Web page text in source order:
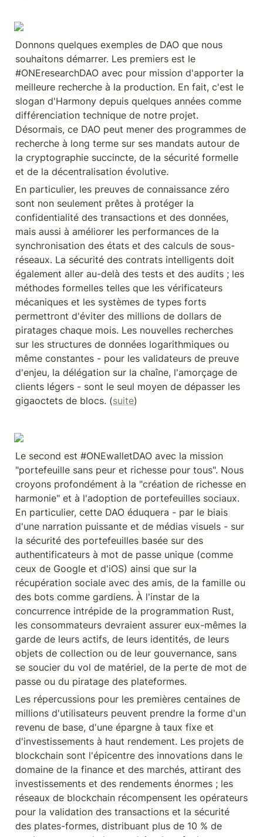
Donnons quelques exemples de DAO que nous
souhaitons démarrer. Les premiers est le
#ONEresearchDAO avec pour mission d'apporter la
meilleure recherche à la production. En fait, c'est le
slogan d'Harmony depuis quelques années comme
différenciation technique de notre projet.
Désormais, ce DAO peut mener des programmes de
recherche à long terme sur ses mandats autour de
la cryptographie succincte, de la sécurité formelle
et de la décentralisation évolutive.
En particulier, les preuves de connaissance zéro
sont non seulement prêtes à protéger la
confidentialité des transactions et des données,
mais aussi à améliorer les performances de la
synchronisation des états et des calculs de sous-
réseaux. La sécurité des contrats intelligents doit
également aller au-delà des tests et des audits ; les
méthodes formelles telles que les vérificateurs
mécaniques et les systèmes de types forts
permettront d'éviter des millions de dollars de
piratages chaque mois. Les nouvelles recherches
sur les structures de données logarithmiques ou
même constantes - pour les validateurs de preuve
d'enjeu, la délégation sur la chaîne, l'amorçage de
clients légers - sont le seul moyen de dépasser les
gigaoctets de blocs. (suite)
Le second est #ONEwalletDAO avec la mission
"portefeuille sans peur et richesse pour tous". Nous
croyons profondément à la "création de richesse en
harmonie" et à l'adoption de portefeuilles sociaux.
En particulier, cette DAO éduquera - par le biais
d'une narration puissante et de médias visuels - sur
la sécurité des portefeuilles basée sur des
authentificateurs à mot de passe unique (comme
ceux de Google et d'iOS) ainsi que sur la
récupération sociale avec des amis, de la famille ou
des bots comme gardiens. À l'instar de la
concurrence intrépide de la programmation Rust,
les consommateurs devraient assurer eux-mêmes la
garde de leurs actifs, de leurs identités, de leurs
objets de collection ou de leur gouvernance, sans
se soucier du vol de matériel, de la perte de mot de
passe ou du piratage des plateformes.
Les répercussions pour les premières centaines de
millions d'utilisateurs peuvent prendre la forme d'un
revenu de base, d'une épargne à taux fixe et
d'investissements à haut rendement. Les projets de
blockchain sont l'épicentre des innovations dans le
domaine de la finance et des marchés, attirant des
investissements et des rendements énormes ; les
réseaux de blockchain récompensent les opérateurs
pour la validation des transactions et la sécurité
des plates-formes, distribuant plus de 10 % de